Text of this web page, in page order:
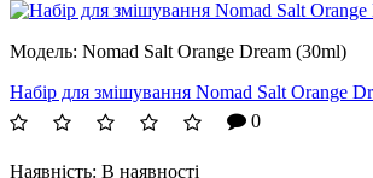
Модель: Nomad Salt Orange Dream (30ml)
Набір для змішування Nomad Salt Orange
0
Наявність: В наявності